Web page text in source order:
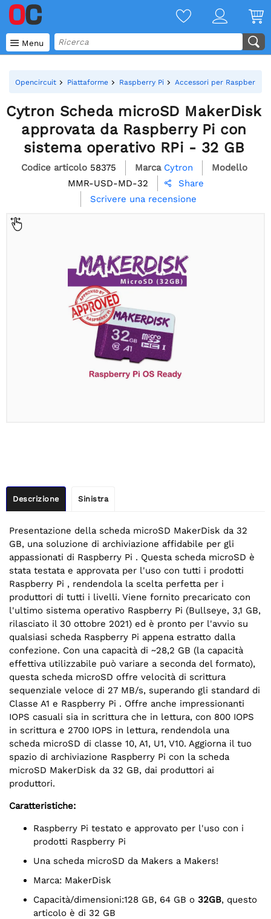
 Menu
Opencircuit Piattaforme Raspberry Pi Accessori per Raspberry Pi
Cytron Scheda microSD MakerDisk
approvata da Raspberry Pi con
sistema operativo RPi - 32 GB
Codice articolo 58375 Marca Cytron
Modello
MMR-USD-MD-32

Share
Scrivere una recensione
Descrizione Sinistra
Presentazione della scheda microSD MakerDisk da 32
GB, una soluzione di archiviazione affidabile per gli
appassionati di Raspberry Pi . Questa scheda microSD è
stata testata e approvata per l'uso con tutti i prodotti
Raspberry Pi , rendendola la scelta perfetta per i
produttori di tutti i livelli. Viene fornito precaricato con
l'ultimo sistema operativo Raspberry Pi (Bullseye, 3,1 GB,
rilasciato il 30 ottobre 2021) ed è pronto per l'avvio su
qualsiasi scheda Raspberry Pi appena estratto dalla
confezione. Con una capacità di ~28,2 GB (la capacità
effettiva utilizzabile può variare a seconda del formato),
questa scheda microSD offre velocità di scrittura
sequenziale veloce di 27 MB/s, superando gli standard di
Classe A1 e Raspberry Pi . Offre anche impressionanti
IOPS casuali sia in scrittura che in lettura, con 800 IOPS
in scrittura e 2700 IOPS in lettura, rendendola una
scheda microSD di classe 10, A1, U1, V10. Aggiorna il tuo
spazio di archiviazione Raspberry Pi con la scheda
microSD MakerDisk da 32 GB, dai produttori ai
produttori.
Caratteristiche:
Raspberry Pi testato e approvato per l'uso con i
prodotti Raspberry Pi
Una scheda microSD da Makers a Makers!
Marca: MakerDisk
Capacità/dimensioni:128 GB, 64 GB o 32GB, questo
articolo è di 32 GB